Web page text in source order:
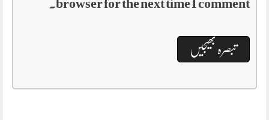
browser for the next time I comment.